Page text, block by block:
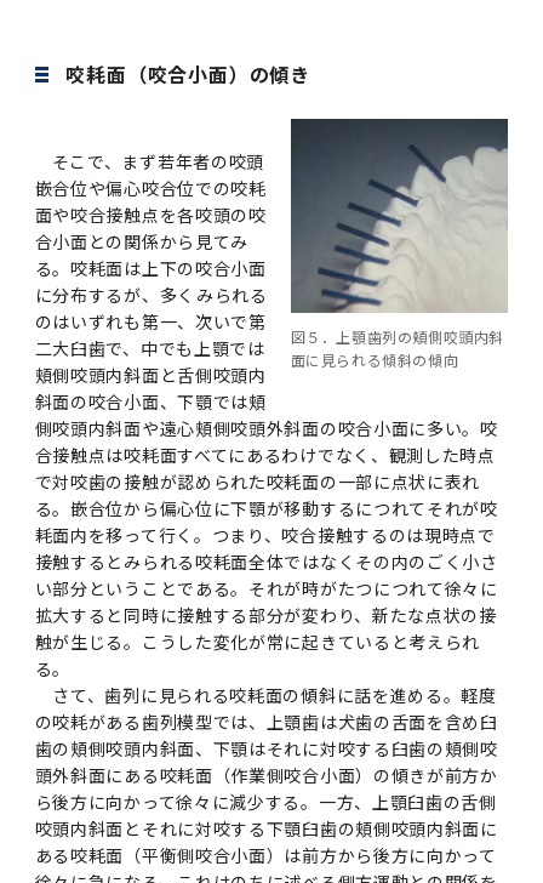
咬耗面（咬合小面）の傾き
図５．上顎歯列の頬側咬頭内斜
面に見られる傾斜の傾向
そこで、まず若年者の咬頭
嵌合位や偏心咬合位での咬耗
面や咬合接触点を各咬頭の咬
合小面との関係から見てみ
る。咬耗面は上下の咬合小面
に分布するが、多くみられる
のはいずれも第一、次いで第
二大臼歯で、中でも上顎では
頬側咬頭内斜面と舌側咬頭内
斜面の咬合小面、下顎では頬
側咬頭内斜面や遠心頬側咬頭外斜面の咬合小面に多い。咬
合接触点は咬耗面すべてにあるわけでなく、観測した時点
で対咬歯の接触が認められた咬耗面の一部に点状に表れ
る。嵌合位から偏心位に下顎が移動するにつれてそれが咬
耗面内を移って行く。つまり、咬合接触するのは現時点で
接触するとみられる咬耗面全体ではなくその内のごく小さ
い部分ということである。それが時がたつにつれて徐々に
拡大すると同時に接触する部分が変わり、新たな点状の接
触が生じる。こうした変化が常に起きていると考えられ
る。
さて、歯列に見られる咬耗面の傾斜に話を進める。軽度
の咬耗がある歯列模型では、上顎歯は犬歯の舌面を含め臼
歯の頬側咬頭内斜面、下顎はそれに対咬する臼歯の頬側咬
頭外斜面にある咬耗面（作業側咬合小面）の傾きが前方か
ら後方に向かって徐々に減少する。一方、上顎臼歯の舌側
咬頭内斜面とそれに対咬する下顎臼歯の頬側咬頭内斜面に
ある咬耗面（平衡側咬合小面）は前方から後方に向かって